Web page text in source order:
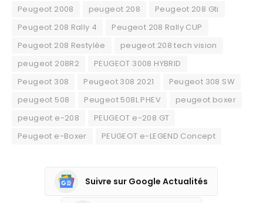
Peugeot 2008
peugeot 208
Peugeot 208 Gti
Peugeot 208 Rally 4
Peugeot 208 Rally CUP
Peugeot 208 Restylée
peugeot 208 tech vision
peugeot 208R2
PEUGEOT 3008 HYBRID
Peugeot 308
Peugeot 308 2021
Peugeot 308 SW
peugeot 508
Peugeot 508L PHEV
peugeot boxer
peugeot e-208
PEUGEOT e-208 GT
Peugeot e-Boxer
PEUGEOT e-LEGEND Concept
Suivre sur Google Actualités